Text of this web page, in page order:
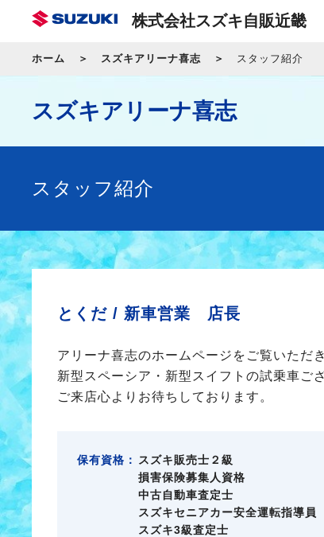
株式会社スズキ自販近畿
ホーム スズキアリーナ喜志 スタッフ紹介
スズキアリーナ喜志
スタッフ紹介
とくだ / 新車営業 店長
アリーナ喜志のホームページをご覧いただ
新型スペーシア・新型スイフトの試乗車ご
ご来店心よりお待ちしております。
保有資格：
スズキ販売士２級
損害保険募集人資格
中古自動車査定士
スズキセニアカー安全運転指導員
スズキ3級査定士